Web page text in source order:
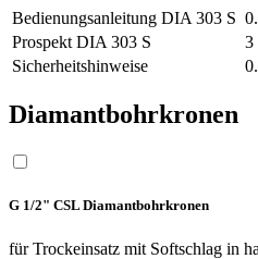
Bedienungsanleitung DIA 303 S
Prospekt DIA 303 S
3
Sicherheitshinweise
Diamantbohrkronen
G 1/2" CSL Diamantbohr­kronen
für Trockeinsatz mit Softschlag in